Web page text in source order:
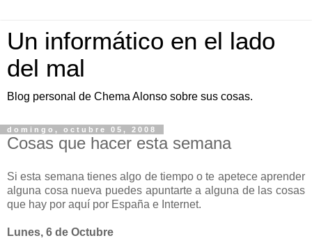
Un informático en el lado
del mal
Blog personal de Chema Alonso sobre sus cosas.
domingo, octubre 05, 2008
Cosas que hacer esta semana
Si esta semana tienes algo de tiempo o te apetece aprender
alguna cosa nueva puedes apuntarte a alguna de las cosas
que hay por aquí por España e Internet.
Lunes, 6 de Octubre